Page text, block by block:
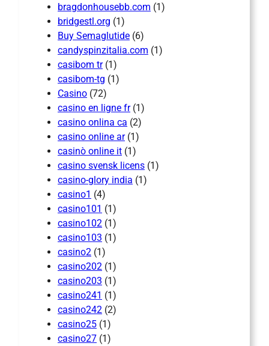
bragdonhousebb.com (1)
bridgestl.org (1)
Buy Semaglutide (6)
candyspinzitalia.com (1)
casibom tr(1)
casibom-tg (1)
Casino (72)
casino en ligne fr(1)
casino onlina ca (2)
casino online ar(1)
casinò online it (1)
casino svensk licens (1)
casino-glory india (1)
casino1 (4)
casino101 (1)
casino102 (1)
casino103 (1)
casino2 (1)
casino202 (1)
casino203 (1)
casino241 (1)
casino242 (2)
casino25 (1)
casino27 (1)